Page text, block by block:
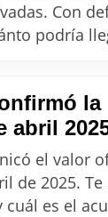
Con
podría
la
abril
el valor
de 2025.
cuál es el